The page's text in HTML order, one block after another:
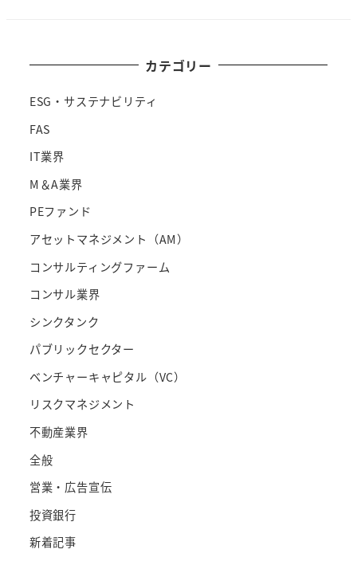
カテゴリー
ESG・サステナビリティ
FAS
IT業界
M＆A業界
PEファンド
アセットマネジメント（AM）
コンサルティングファーム
コンサル業界
シンクタンク
パブリックセクター
ベンチャーキャピタル（VC）
リスクマネジメント
不動産業界
全般
営業・広告宣伝
投資銀行
新着記事